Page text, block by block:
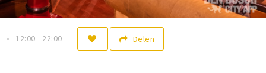
Delen
12:00 - 22:00